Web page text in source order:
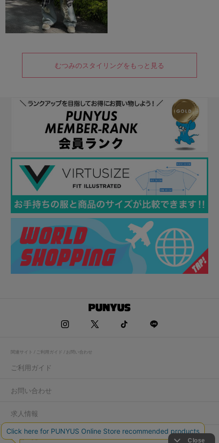
むつみのスタイリングをもっと見る
関連サイト / ご利用ガイド / お問い合わせ
ご利用ガイド
お問い合わせ
求人情報
店舗一覧